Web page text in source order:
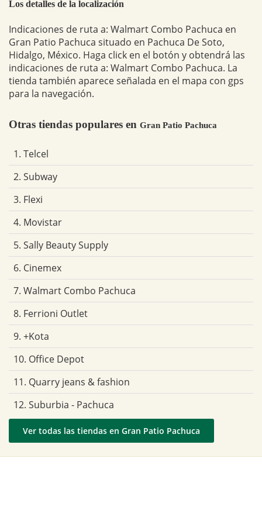
Los detalles de la localización
Indicaciones de ruta a: Walmart Combo Pachuca en
Gran Patio Pachuca situado en Pachuca De Soto,
Hidalgo, México. Haga click en el botón y obtendrá las
indicaciones de ruta a: Walmart Combo Pachuca. La
tienda también aparece señalada en el mapa con gps
para la navegación.
Otras tiendas populares en Gran Patio Pachuca
1. Telcel
2. Subway
3. Flexi
4. Movistar
5. Sally Beauty Supply
6. Cinemex
7. Walmart Combo Pachuca
8. Ferrioni Outlet
9. +Kota
10. Office Depot
11. Quarry jeans & fashion
12. Suburbia - Pachuca
Ver todas las tiendas en Gran Patio Pachuca